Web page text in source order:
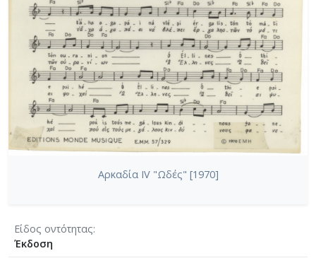
Αρκαδία IV "Ωδές" [1970]
Είδος οντότητας
Έκδοση